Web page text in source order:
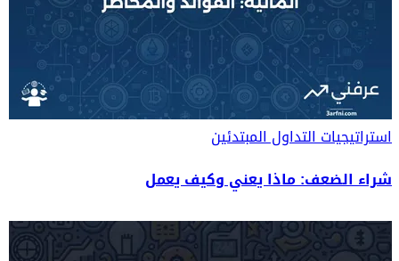
استراتيجيات التداولالمبتدئين
شراء الضعف: ماذا يعني وكيف يعمل